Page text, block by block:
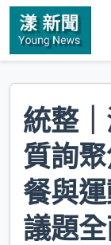
統整
質詢
餐與
議題